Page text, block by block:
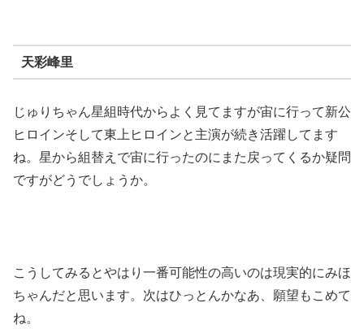
天彩峰里
じゅりちゃん星組時代からよく見てますが宙に行って新公
ヒロインそして東上ヒロインと主演が続き活躍してます
ね。星から組替えで宙に行ったのにまた戻ってくるか疑問
ですがどうでしょうか。
こうしてみるとやはり一番可能性の高いのは現実的にみほ
ちゃんだと思います。次はひっとんかなあ、願望もこめて
ね。